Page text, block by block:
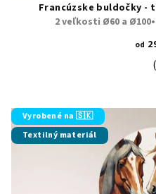
Francúzske buldočky -
2 veľkosti Ø60 a
od
Vyrobené na 🇸🇰
Textilný materiál